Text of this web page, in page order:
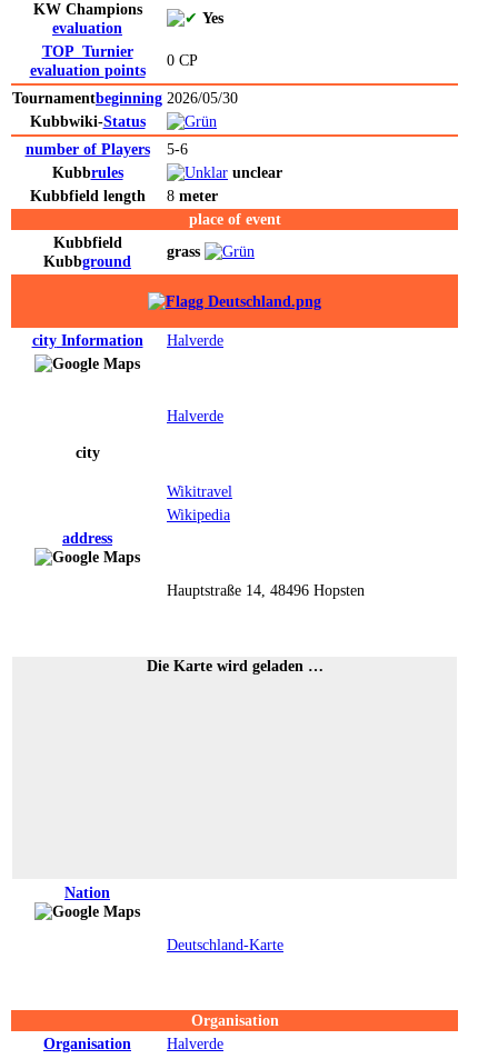
KW Champions
evaluation
Yes
TOP_Turnier
evaluation points
0 CP
Tournamentbeginning 2026/05/30
Kubbwiki-Status
number of Players
5-6
Kubbrules
unclear
Kubbfield length 8 meter
place of event
Kubbfield
Kubbground
grass
cityInformation Halverde
city
Halverde
Wikitravel
Wikipedia
address
Hauptstraße 14, 48496 Hopsten
Die Karte wird geladen …
Nation
Deutschland-Karte
Organisation
Organisation
Halverde